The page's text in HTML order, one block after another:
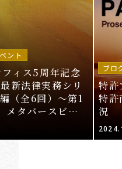
ント
ィス5周年記念
新法律実務シリ
（全6回）～第1
メタバースビジ
ブロ
特許
特
況